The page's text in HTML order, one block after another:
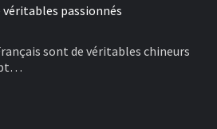
véritables passionnés
sont de véritables chineurs